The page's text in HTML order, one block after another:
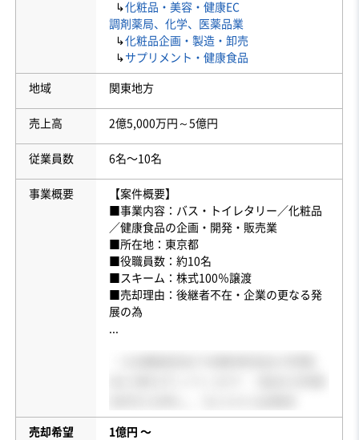
↳化粧品・美容・健康EC
調剤薬局、化学、医薬品業
↳化粧品企画・製造・卸売
↳ サプリメント・健康食品
地域 関東地方
売上高 2億5,000万円～5億円
従業員数 6名〜10名
事業概要
【案件概要】
■事業内容：バス・トイレタリー／化粧品
／健康食品の企画・開発・販売業
■所在地：東京都
■役職員数：約10名
■スキーム：株式100％譲渡
■売却理由：後継者不在・企業の更なる発
売却希望
1億円 〜